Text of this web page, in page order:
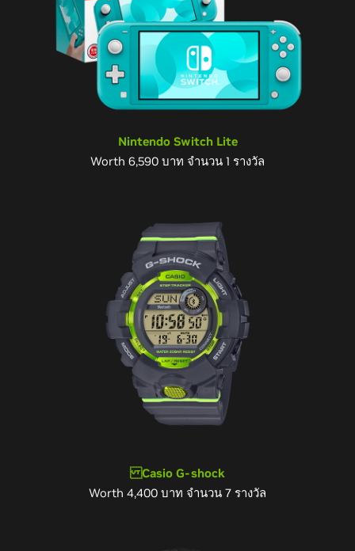
Nintendo Switch Lite
Worth 6,590 บาท จำนวน 1 รางวัล
Casio G-shock
Worth 4,400 บาท จำนวน 7 รางวัล